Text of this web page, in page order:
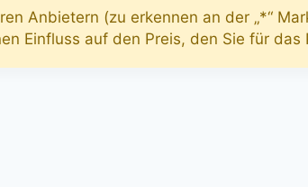
Anbietern (zu erkennen an der „*“
Einfluss auf den Preis, den Sie für das